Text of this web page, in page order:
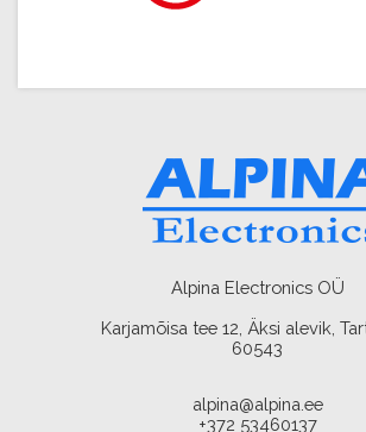
Alpina Electronics OÜ
Karjamõisa tee 12, Äksi alevik,
60543
alpina@alpina.ee
+372 53460137